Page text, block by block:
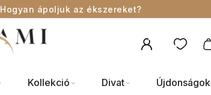
Hogyan ápoljuk az ékszereket?
Kollekció Divat Újdonságok